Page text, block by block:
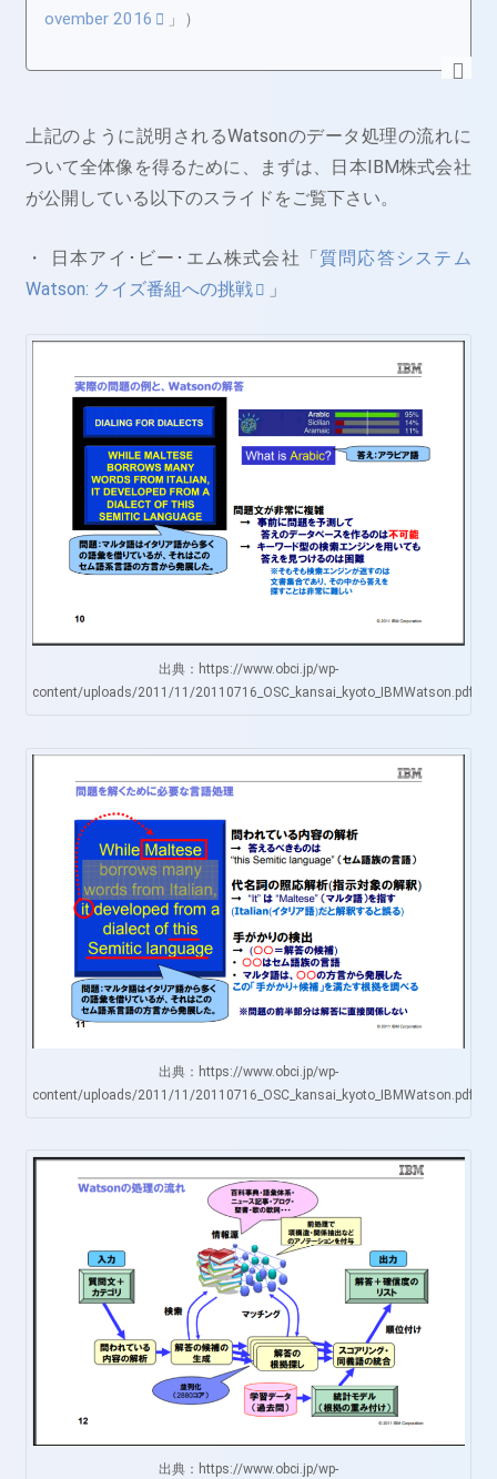
ovember 2016
」）
上記のように説明されるWatsonのデータ処理の流れに
ついて全体像を得るために、まずは、日本IBM株式会社
が公開している以下のスライドをご覧下さい。
・ 日本アイ･ビー･エム株式会社「質問応答システム
Watson: クイズ番組への挑戦
」
出典：https://www.obci.jp/wp-
content/uploads/2011/11/20110716_OSC_kansai_kyoto_IBMWatson.pdf
出典：https://www.obci.jp/wp-
content/uploads/2011/11/20110716_OSC_kansai_kyoto_IBMWatson.pdf
出典：https://www.obci.jp/wp-